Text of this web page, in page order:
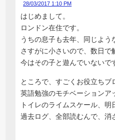
28/03/2017 1:10 PM
はじめまして。
ロンドン在住です。
うちの息子も去年、同じよう
さすがに小さいので、数日で
今はその子と遊んでいないで
ところで、すごくお役立ちブ
英語勉強のモチベーションア
トイレのライムスケール、明
過去ログ、全部読むんで、消